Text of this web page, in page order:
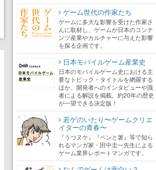
ゲーム世代の作家たち
ゲームに多大な影響を受けた作家さ
んに取材し、ゲームが日本のコンテ
ンツ産業やカルチャーに与えた影響
を探る企画です。
日本モバイルゲーム産業史
日本のモバイルゲーム史における主
要なトピック・タイトルを網羅する
ほか、開発者へのインタビューや識
者による解説を掲載。約20年の歴史
が一望できる決定版！
若ゲのいたり〜ゲームクリエ
イターの青春〜
『うつヌケ』『ペンと箸』等で知ら
れるマンガ家・田中圭一先生による
ゲーム業界レポートマンガです。